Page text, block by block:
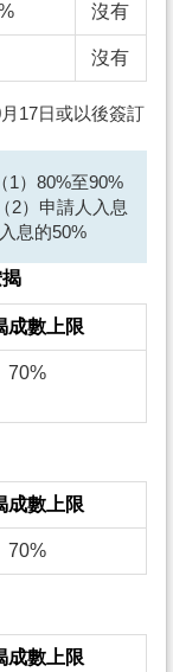
沒有
沒有
17日或以後簽訂
1）80%至90%
2）申請人入息
息的50%
成數上限
70%
成數上限
70%
成數上限